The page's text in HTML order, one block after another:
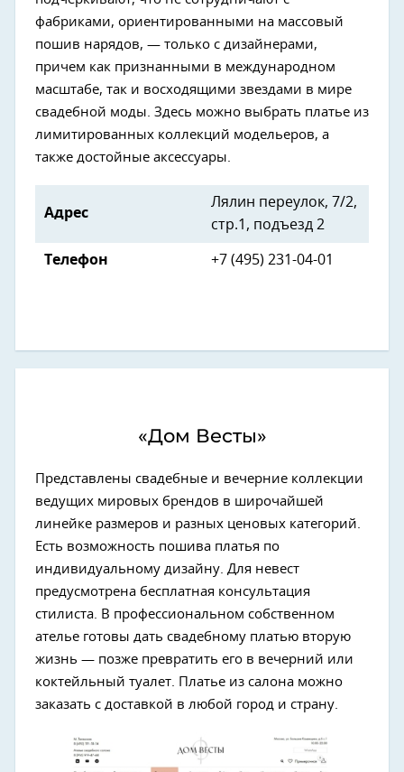
фабриками, ориентированными на массовый
пошив нарядов, — только с дизайнерами,
причем как признанными в международном
масштабе, так и восходящими звездами в мире
свадебной моды. Здесь можно выбрать платье из
лимитированных коллекций модельеров, а
также достойные аксессуары.
Адрес
Лялин переулок, 7/2,
стр.1, подъезд 2
Телефон +7 (495) 231-04-01
«Дом Весты»
Представлены свадебные и вечерние коллекции
ведущих мировых брендов в широчайшей
линейке размеров и разных ценовых категорий.
Есть возможность пошива платья по
индивидуальному дизайну. Для невест
предусмотрена бесплатная консультация
стилиста. В профессиональном собственном
ателье готовы дать свадебному платью вторую
жизнь — позже превратить его в вечерний или
коктейльный туалет. Платье из салона можно
заказать с доставкой в любой город и страну.